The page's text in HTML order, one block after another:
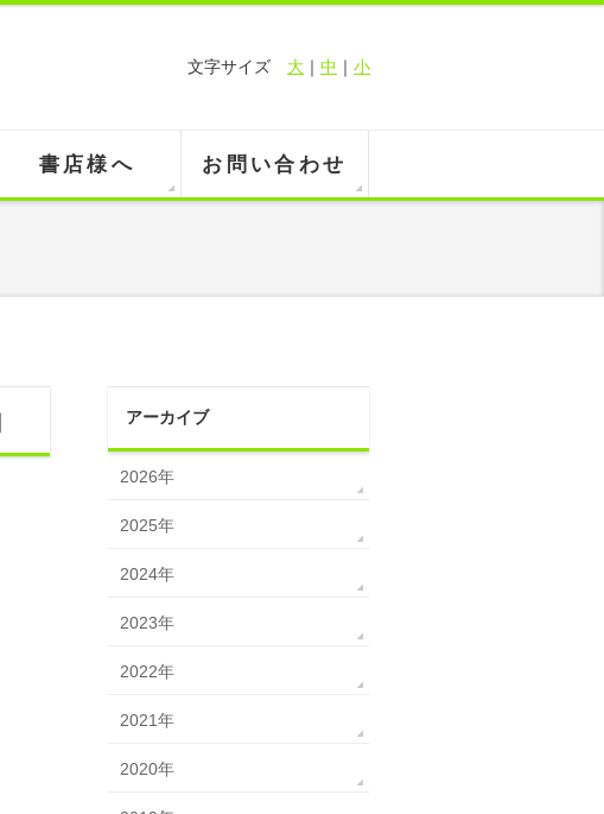
文字サイズ 大 ｜ 中 ｜ 小
書店様へ お問い合わせ
アーカイブ
2026年
2025年
2024年
2023年
2022年
2021年
2020年